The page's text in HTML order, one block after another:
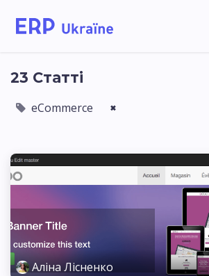
23 Статті
eCommerce ×
Аліна Лісненко